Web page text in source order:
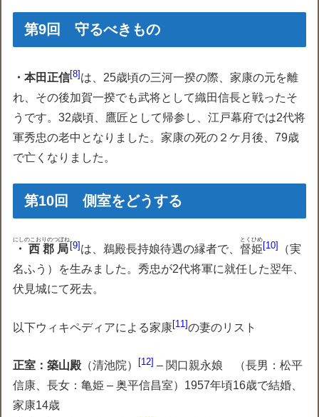
第9回 守るべきもの
・本田正信 8 は、25歳頃の三河一揆の際、家康の元を離
れ、その後加賀一揆でも武将として織田信長と戦ったそ
うです。32歳頃、鷹匠として帰参し、江戸幕府では2代将
軍秀忠の老中となりました。家康の死の２ケ月後、79歳
で亡くなりました。
第10回 側室をどうする
・西郡局
にしのこおりのつぼね
9 は、鵜殿長持娘待遇の縁者で、督姫
とくひめ
10
（実
名ふう）を生みました。秀忠が2代将軍に就任した翌年、
伏見城にて死去。
以下ウィキペディアによる家康 11 の妻のリスト
正室：築山殿（清池院） 12 – 関口親永娘 （長男：松平
信康、長女：亀姫 – 奥平信昌室）1957年頃16歳で結婚、
家康14歳